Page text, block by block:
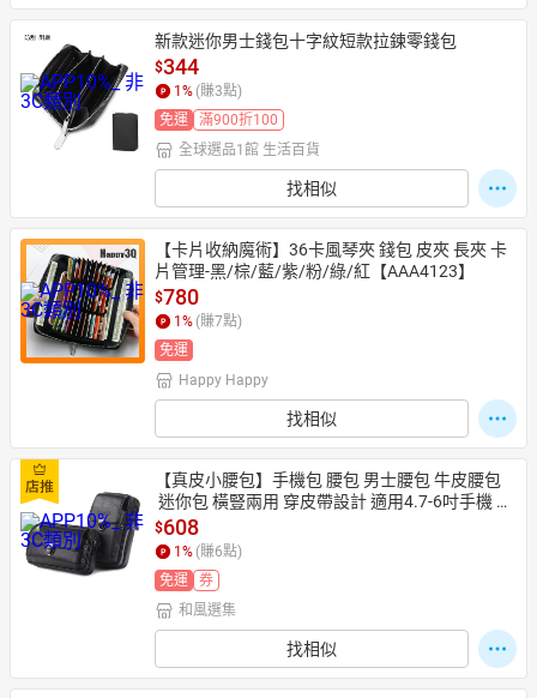
新款迷你男士錢包十字紋短款拉鍊零錢包
$344
1 % (賺3點)
免運
滿900折100
全球選品1館 生活百貨
找相似
【卡片收納魔術】36卡風琴夾 錢包 皮夾 長夾 卡
片管理-黑/棕/藍/紫/粉/綠/紅【AAA4123】
$780
1 % (賺7點)
免運
Happy Happy
找相似
【真皮小腰包】手機包 腰包 男士腰包 牛皮腰包
迷你包 橫豎兩用 穿皮帶設計 適用4.7-6吋手機 輕
巧隨身 簡約質感
$608
1 % (賺6點)
免運
券
和風選集
找相似